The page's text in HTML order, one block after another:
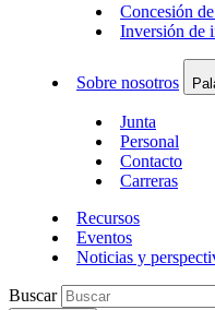
Concesión
Inversión de
Sobre nosotros
Junta
Personal
Contacto
Carreras
Recursos
Eventos
Noticias y
Buscar